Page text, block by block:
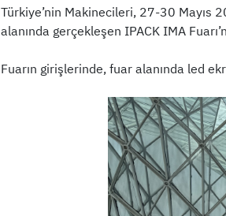
Türkiye’nin Makinecileri, 27-30 Mayıs
alanında gerçekleşen IPACK IMA
Fuarın girişlerinde, fuar alanında led